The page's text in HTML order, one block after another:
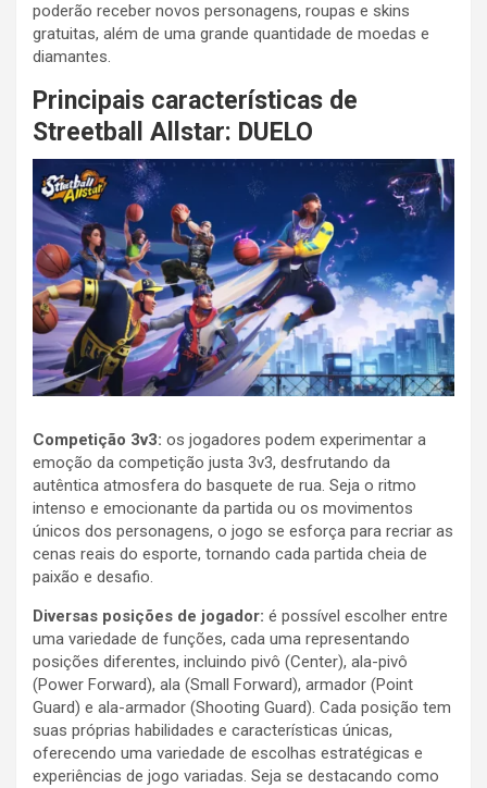
poderão receber novos personagens, roupas e skins
gratuitas, além de uma grande quantidade de moedas e
diamantes.
Principais características de
Streetball Allstar: DUELO
Competição 3v3: os jogadores podem experimentar a
emoção da competição justa 3v3, desfrutando da
autêntica atmosfera do basquete de rua. Seja o ritmo
intenso e emocionante da partida ou os movimentos
únicos dos personagens, o jogo se esforça para recriar as
cenas reais do esporte, tornando cada partida cheia de
paixão e desafio.
Diversas posições de jogador: é possível escolher entre
uma variedade de funções, cada uma representando
posições diferentes, incluindo pivô (Center), ala-pivô
(Power Forward), ala (Small Forward), armador (Point
Guard) e ala-armador (Shooting Guard). Cada posição tem
suas próprias habilidades e características únicas,
oferecendo uma variedade de escolhas estratégicas e
experiências de jogo variadas. Seja se destacando como